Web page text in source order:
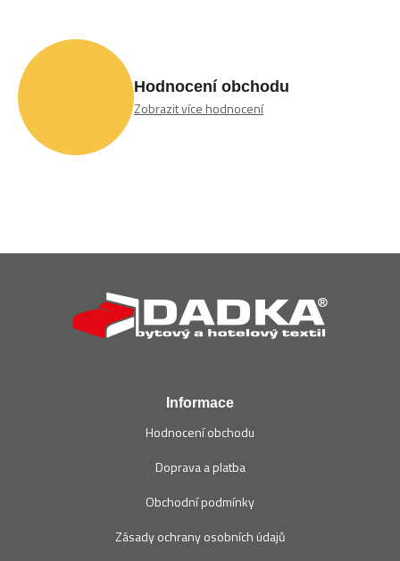
Hodnocení obchodu
Zobrazit více hodnocení
Informace
Hodnocení obchodu
Doprava a platba
Obchodní podmínky
Zásady ochrany osobních údajů